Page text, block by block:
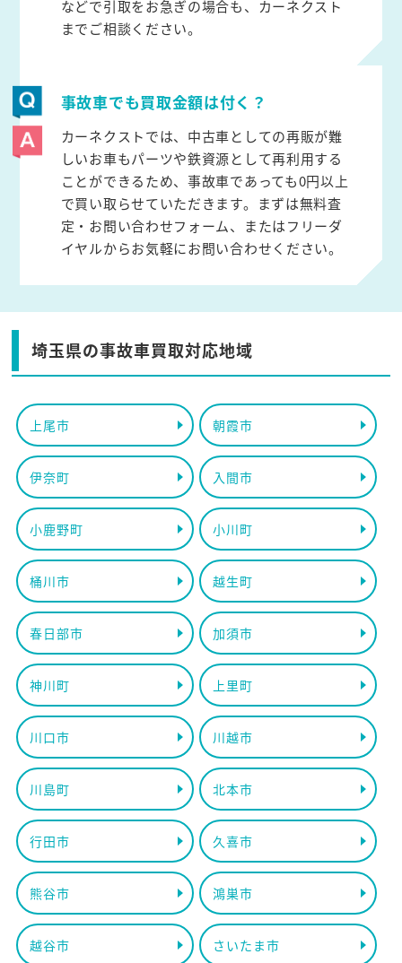
などで引取をお急ぎの場合も、カーネクスト
までご相談ください。
事故車でも買取金額は付く？
カーネクストでは、中古車としての再販が難
しいお車もパーツや鉄資源として再利用する
ことができるため、事故車であっても0円以上
で買い取らせていただきます。まずは無料査
定・お問い合わせフォーム、またはフリーダ
イヤルからお気軽にお問い合わせください。
埼玉県の事故車買取対応地域
上尾市 朝霞市
伊奈町 入間市
小鹿野町 小川町
桶川市 越生町
春日部市 加須市
神川町 上里町
川口市 川越市
川島町 北本市
行田市 久喜市
熊谷市 鴻巣市
越谷市 さいたま市